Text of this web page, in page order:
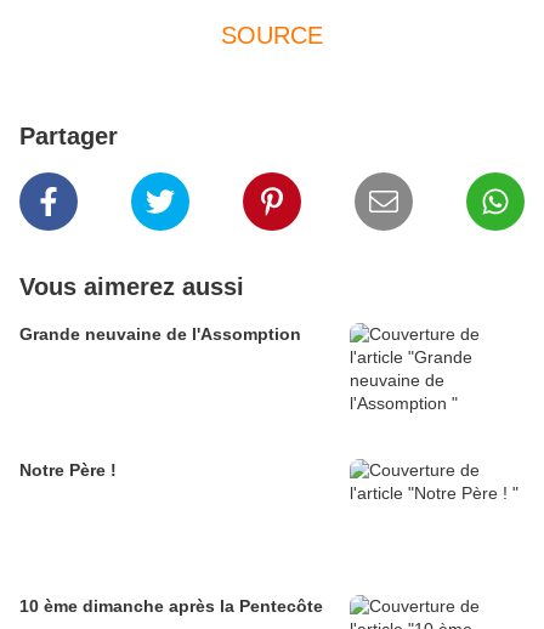
SOURCE
Partager
Vous aimerez aussi
Grande neuvaine de l'Assomption
Notre Père !
10 ème dimanche après la Pentecôte